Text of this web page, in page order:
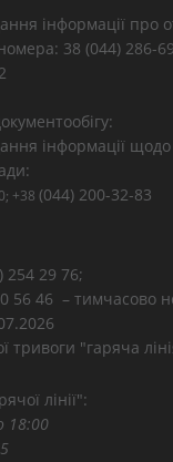
інформації про
38 (044) 286-
інформації
+38 (044) 200-32-83
254 29 76;
– тимчасово не
тривоги "гаряча
лінії":
18:00